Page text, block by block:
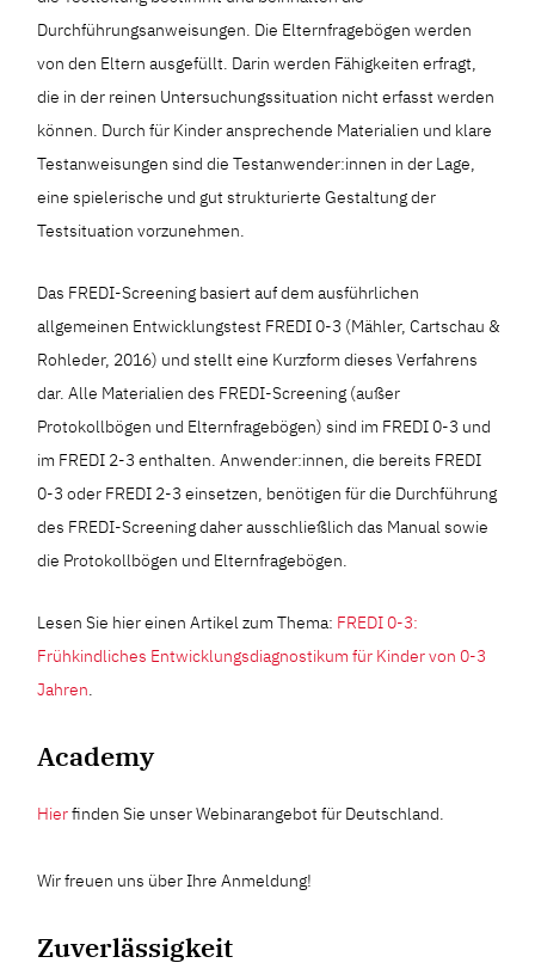
Durchführungsanweisungen. Die Elternfragebögen werden
von den Eltern ausgefüllt. Darin werden Fähigkeiten erfragt,
die in der reinen Untersuchungssituation nicht erfasst werden
können. Durch für Kinder ansprechende Materialien und klare
Testanweisungen sind die Testanwender:innen in der Lage,
eine spielerische und gut strukturierte Gestaltung der
Testsituation vorzunehmen.
Das FREDI-Screening basiert auf dem ausführlichen
allgemeinen Entwicklungstest FREDI 0-3 (Mähler, Cartschau &
Rohleder, 2016) und stellt eine Kurzform dieses Verfahrens
dar. Alle Materialien des FREDI-Screening (außer
Protokollbögen und Elternfragebögen) sind im FREDI 0-3 und
im FREDI 2-3 enthalten. Anwender:innen, die bereits FREDI
0-3 oder FREDI 2-3 einsetzen, benötigen für die Durchführung
des FREDI-Screening daher ausschließlich das Manual sowie
die Protokollbögen und Elternfragebögen.
Lesen Sie hier einen Artikel zum Thema: FREDI 0-3:
Frühkindliches Entwicklungsdiagnostikum für Kinder von 0-3
Jahren.
Academy
Hierfinden Sie unser Webinarangebot für Deutschland.
Wir freuen uns über Ihre Anmeldung!
Zuverlässigkeit